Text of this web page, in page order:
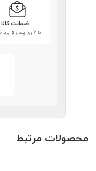
ضمانت کالا
تا 7 روز پس از پرداخت
محصولات مرتبط